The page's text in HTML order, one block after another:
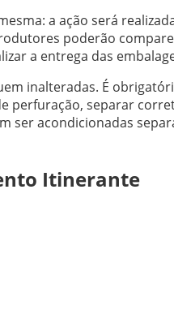
a ação será
poderão
a entrega das
inalteradas. É
perfuração, separar
ser acondicionadas
Itinerante